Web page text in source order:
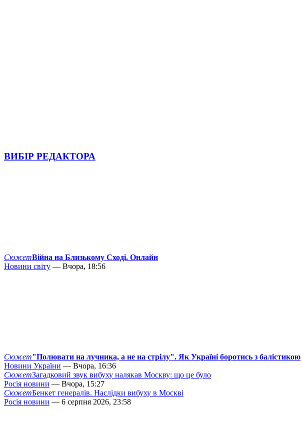
ВИБІР РЕДАКТОРА
СюжетВійна на Близькому Сході. Онлайн
Новини світу — Вчора, 18:56
Сюжет"Полювати на лучника, а не на стрілу". Як Україні боротись з балістикою
Новини України — Вчора, 16:36
СюжетЗагадковий звук вибуху налякав Москву: що це було
Росія новини — Вчора, 15:27
СюжетБенкет генералів. Наслідки вибуху в Москві
Росія новини — 6 серпня 2026, 23:58